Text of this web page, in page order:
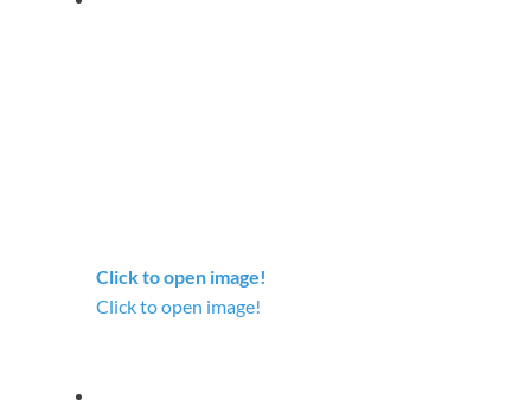
Click to open image!
Click to open image!